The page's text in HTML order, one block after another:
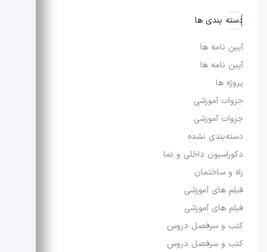
دسته بندی ها
آیین نامه ها
آیین نامه ها
پروژه ها
جزوات آموزشی
جزوات آموزشی
دسته‌بندی نشده
دکوراسیون داخلی و نما
راه و ساختمان
فیلم های آموزشی
فیلم های آموزشی
کتب و سرفصل دروس
کتب و سرفصل دروس